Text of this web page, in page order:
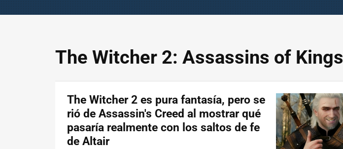
The Witcher 2: Assassins of Kings
The Witcher 2 es pura fantasía, pero se
rió de Assassin's Creed al mostrar qué
pasaría realmente con los saltos de fe
de Altair